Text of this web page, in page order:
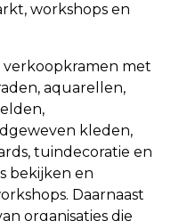
workshops en
met
aquarellen,
kleden,
tuindecoratie en
bekijken en
Daarnaast
organisaties die